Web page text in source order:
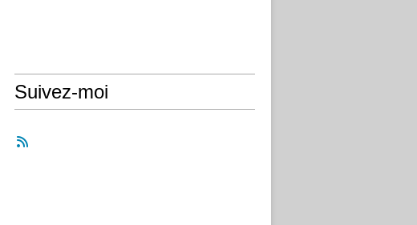
Suivez-moi